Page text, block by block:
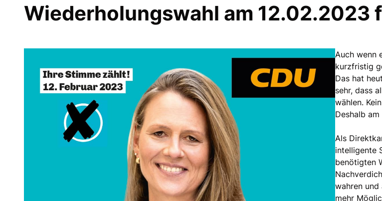
Wiederholungswahl am 12.02.2023
Auch wenn
kurzfristig
Das hat
sehr, dass
wählen.
Deshalb
Als
intelligente
benötigten
wahren
mehr